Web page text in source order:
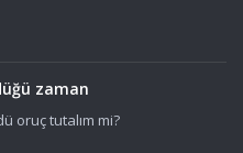
zaman
oruç tutalım mi?